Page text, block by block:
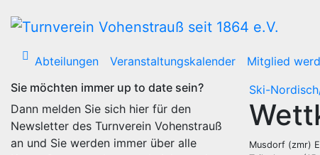
Inhalt
Abteilungen
Veranstaltungskalender Mitglied
Sie möchten immer up to date sein?
Dann melden Sie sich hier für den
Newsletter des Turnverein Vohenstrauß
an und Sie werden immer über alle
Ski-
Musdorf (zmr)